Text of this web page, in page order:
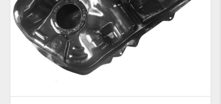
serbatoio del carburante della
tua auto?
Si consiglia di sostituire il serbatoio del carburante
standard con uno in plastica se quello vecchio ha
perso la tenuta. Oppure se i fissaggi o la struttura
stessa risultano danneggiati. Ad esempio, quando